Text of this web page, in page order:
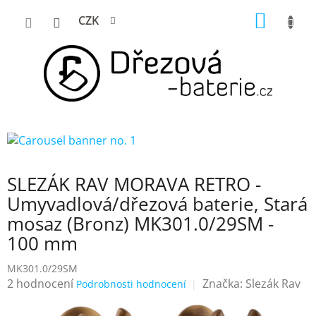
CZK
SLEZÁK RAV MORAVA RETRO -
Umyvadlová/dřezová baterie, Stará
mosaz (Bronz) MK301.0/29SM -
100 mm
MK301.0/29SM
Průměrné
2 hodnocení Podrobnosti hodnocení Značka: Slezák Rav